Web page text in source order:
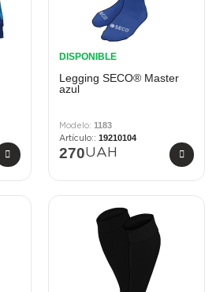
DISPONIBLE
Legging SECO® Master
azul
1183
19210104
270UAH